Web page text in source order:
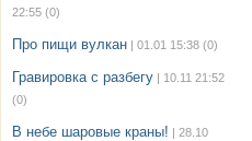
22:55 (0)
Про пищи вулкан | 01.01 15:38 (0)
Гравировка с разбегу | 10.11 21:52
(0)
В небе шаровые краны! | 28.10